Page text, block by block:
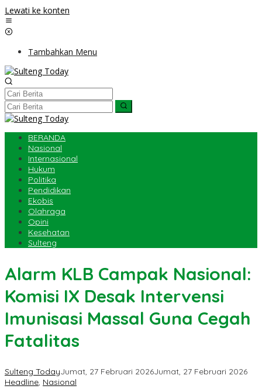
Lewati ke konten
Tambahkan Menu
BERANDA
Nasional
Internasional
Hukum
Politika
Pendidikan
Ekobis
Olahraga
Opini
Kesehatan
Sulteng
Alarm KLB Campak Nasional:
Komisi IX Desak Intervensi
Imunisasi Massal Guna Cegah
Fatalitas
Sulteng TodayJumat, 27 Februari 2026Jumat, 27 Februari 2026
Headline, Nasional